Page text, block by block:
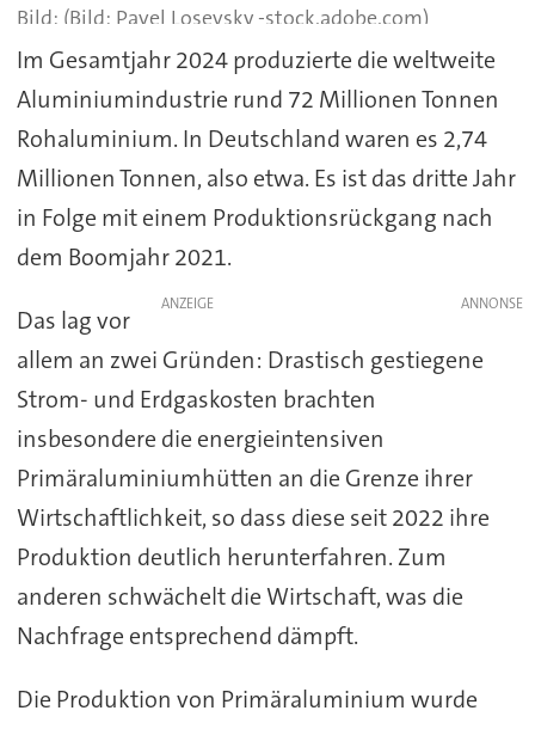
(Bild: Pavel Losevsky -stock.adobe.com)
Im Gesamtjahr 2024 produzierte die weltweite
Aluminiumindustrie rund 72 Millionen Tonnen
Rohaluminium. In Deutschland waren es 2,74
Millionen Tonnen, also etwa. Es ist das dritte Jahr
in Folge mit einem Produktionsrückgang nach
dem Boomjahr 2021.
ANZEIGE
Das lag vor
allem an zwei Gründen: Drastisch gestiegene
Strom- und Erdgaskosten brachten
insbesondere die energieintensiven
Primäraluminiumhütten an die Grenze ihrer
Wirtschaftlichkeit, so dass diese seit 2022 ihre
Produktion deutlich herunterfahren. Zum
anderen schwächelt die Wirtschaft, was die
Nachfrage entsprechend dämpft.
Die Produktion von Primäraluminium wurde